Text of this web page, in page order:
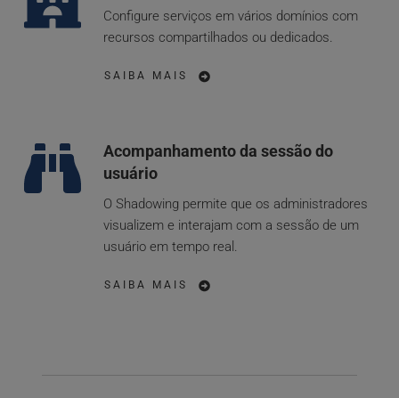
Configure serviços em vários domínios com
recursos compartilhados ou dedicados.
SAIBA MAIS
Acompanhamento da sessão do
usuário
O Shadowing permite que os administradores
visualizem e interajam com a sessão de um
usuário em tempo real.
SAIBA MAIS